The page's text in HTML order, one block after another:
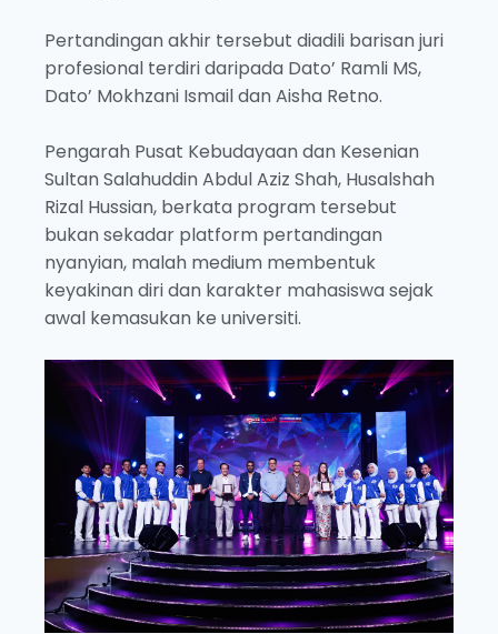
Pertandingan akhir tersebut diadili barisan juri
profesional terdiri daripada Dato’ Ramli MS,
Dato’ Mokhzani Ismail dan Aisha Retno.
Pengarah Pusat Kebudayaan dan Kesenian
Sultan Salahuddin Abdul Aziz Shah, Husalshah
Rizal Hussian, berkata program tersebut
bukan sekadar platform pertandingan
nyanyian, malah medium membentuk
keyakinan diri dan karakter mahasiswa sejak
awal kemasukan ke universiti.